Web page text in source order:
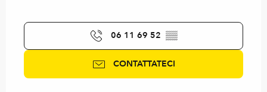
06 11 69 52 ▒▒
CONTATTATECI